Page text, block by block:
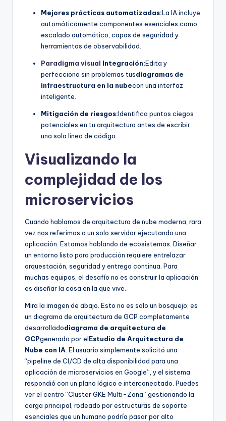
Mejores prácticas automatizadas:La IA incluye
automáticamente componentes esenciales como
escalado automático, capas de seguridad y
herramientas de observabilidad.
Paradigma visual Integración:Edita y
perfecciona sin problemas tusdiagramas de
infraestructura en la nubecon una interfaz
inteligente.
Mitigación de riesgos:Identifica puntos ciegos
potenciales en tu arquitectura antes de escribir
una sola línea de código.
Visualizando la
complejidad de los
microservicios
Cuando hablamos de arquitectura de nube moderna, rara
vez nos referimos a un solo servidor ejecutando una
aplicación. Estamos hablando de ecosistemas. Diseñar
un entorno listo para producción requiere entrelazar
orquestación, seguridad y entrega continua. Para
muchas equipos, el desafío no es construir la aplicación;
es diseñar la casa en la que vive.
Mira la imagen de abajo. Esto no es solo un bosquejo; es
un diagrama de arquitectura de GCP completamente
desarrolladodiagrama de arquitectura de
GCPgenerado por elEstudio de Arquitectura de
Nube con IA . El usuario simplemente solicitó una
“pipeline de CI/CD de alta disponibilidad para una
aplicación de microservicios en Google”, y el sistema
respondió con un plano lógico e interconectado. Puedes
ver el centro “Cluster GKE Multi-Zona” gestionando la
carga principal, rodeado por estructuras de soporte
esenciales que un humano podría pasar por alto